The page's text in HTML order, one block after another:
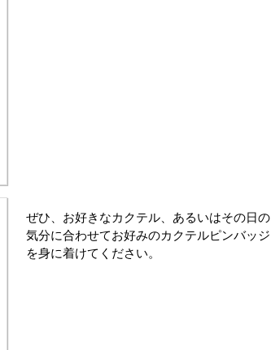
ぜひ、お好きなカクテル、あるいはその日の
気分に合わせてお好みのカクテルピンバッジ
を身に着けてください。